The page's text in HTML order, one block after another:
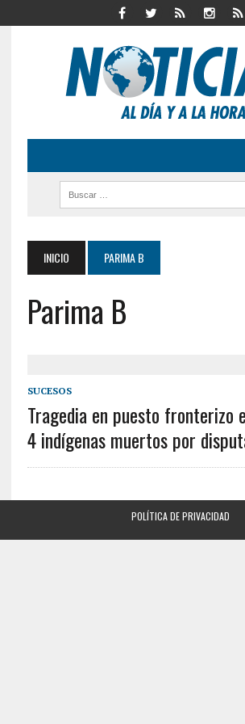
INICIO PARIMA B
Parima B
SUCESOS
Tragedia en puesto fronterizo
4 indígenas muertos por
POLÍTICA DE PRIVACIDAD